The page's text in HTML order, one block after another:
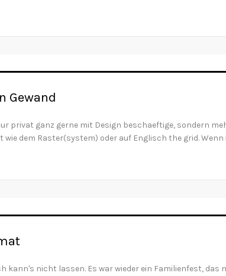
Gewand
privat ganz gerne mit Design beschaeftige, sondern
dem Raster(system) oder auf Englisch the grid. Wenn
kann's nicht lassen. Es war wieder ein Familienfest,